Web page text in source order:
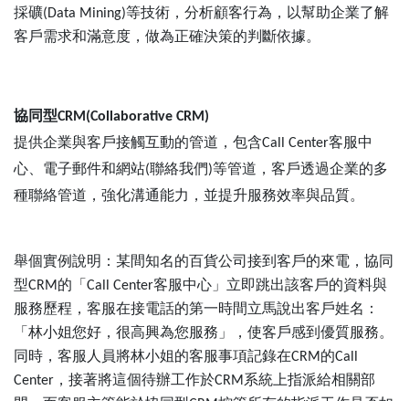
採礦(Data Mining)等技術，分析顧客行為，以幫助企業了解
客戶需求和滿意度，做為正確決策的判斷依據。
協同型CRM(Collaborative CRM)
提供企業與客戶接觸互動的管道，包含Call Center客服中
心、電子郵件和網站(聯絡我們)等管道，客戶透過企業的多
種聯絡管道，強化溝通能力，並提升服務效率與品質。
舉個實例說明：某間知名的百貨公司接到客戶的來電，協同
型CRM的「Call Center客服中心」立即跳出該客戶的資料與
服務歷程，客服在接電話的第一時間立馬說出客戶姓名：
「林小姐您好，很高興為您服務」，使客戶感到優質服務。
同時，客服人員將林小姐的客服事項記錄在CRM的Call
Center ，接著將這個待辦工作於CRM系統上指派給相關部